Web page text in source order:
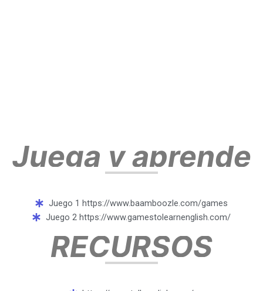
Juega y aprende
Juego 1 https://www.baamboozle.com/games
Juego 2 https://www.gamestolearnenglish.com/
RECURSOS